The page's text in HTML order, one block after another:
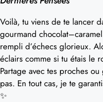
Voilà, tu viens de te lancer
gourmand
rempli d’échecs glorieux.
éclairs comme si tu étais le
Partage avec tes proches
pas. En tout cas, je te
✨